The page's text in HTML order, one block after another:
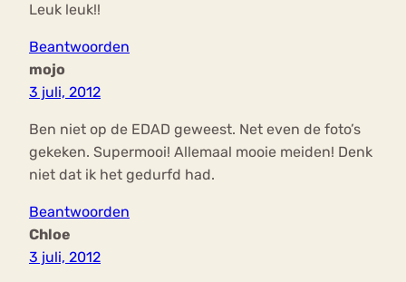
Leuk leuk!!
Beantwoorden
mojo
3 juli, 2012
Ben niet op de EDAD geweest. Net even de foto’s
gekeken. Supermooi! Allemaal mooie meiden! Denk
niet dat ik het gedurfd had.
Beantwoorden
Chloe
3 juli, 2012